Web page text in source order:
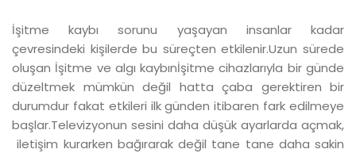
İşitme kaybı sorunu yaşayan insanlar kadar
çevresindeki kişilerde bu süreçten etkilenir.Uzun sürede
oluşan İşitme ve algı kaybınİşitme cihazlarıyla bir günde
düzeltmek mümkün değil hatta çaba gerektiren bir
durumdur fakat etkileri ilk günden itibaren fark edilmeye
başlar.Televizyonun sesini daha düşük ayarlarda açmak,
iletişim kurarken bağırarak değil tane tane daha sakin